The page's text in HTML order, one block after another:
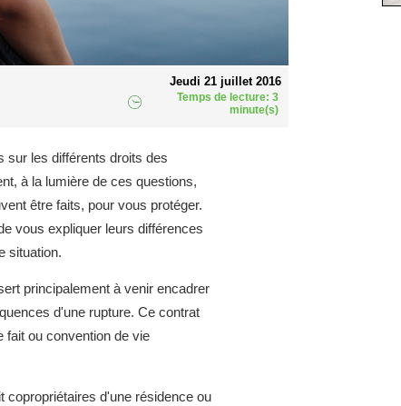
Jeudi 21 juillet 2016
Temps de lecture: 3
minute(s)
sur les différents droits des
à la lumière de ces questions,
être faits, pour vous protéger.
vous expliquer leurs différences
situation.
principalement à venir encadrer
d'une rupture. Ce contrat
fait ou convention de vie
copropriétaires d'une résidence ou